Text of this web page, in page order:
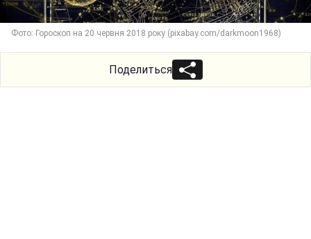
Фото: Гороскоп на 20 червня 2018 року (pixabay.com/darkmoon1968)
Поделиться